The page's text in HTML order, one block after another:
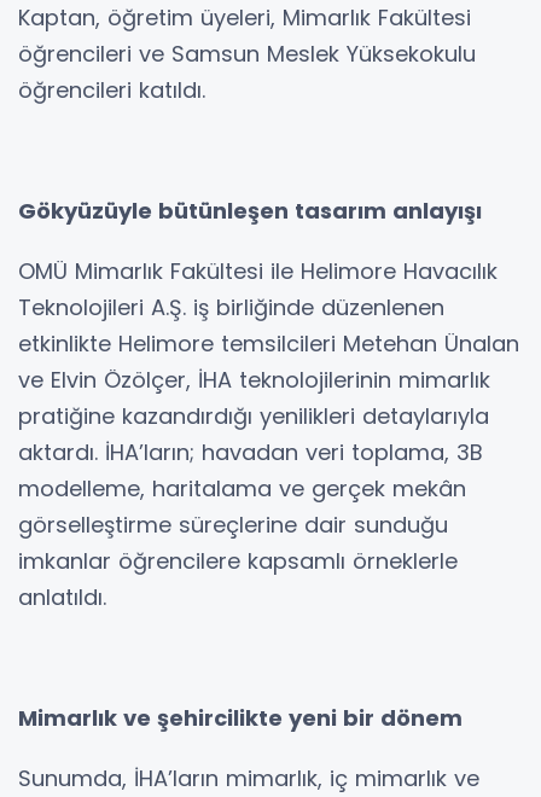
Kaptan, öğretim üyeleri, Mimarlık Fakültesi
öğrencileri ve Samsun Meslek Yüksekokulu
öğrencileri katıldı.
Gökyüzüyle bütünleşen tasarım anlayışı
OMÜ Mimarlık Fakültesi ile Helimore Havacılık
Teknolojileri A.Ş. iş birliğinde düzenlenen
etkinlikte Helimore temsilcileri Metehan Ünalan
ve Elvin Özölçer, İHA teknolojilerinin mimarlık
pratiğine kazandırdığı yenilikleri detaylarıyla
aktardı. İHA’ların; havadan veri toplama, 3B
modelleme, haritalama ve gerçek mekân
görselleştirme süreçlerine dair sunduğu
imkanlar öğrencilere kapsamlı örneklerle
anlatıldı.
Mimarlık ve şehircilikte yeni bir dönem
Sunumda, İHA’ların mimarlık, iç mimarlık ve